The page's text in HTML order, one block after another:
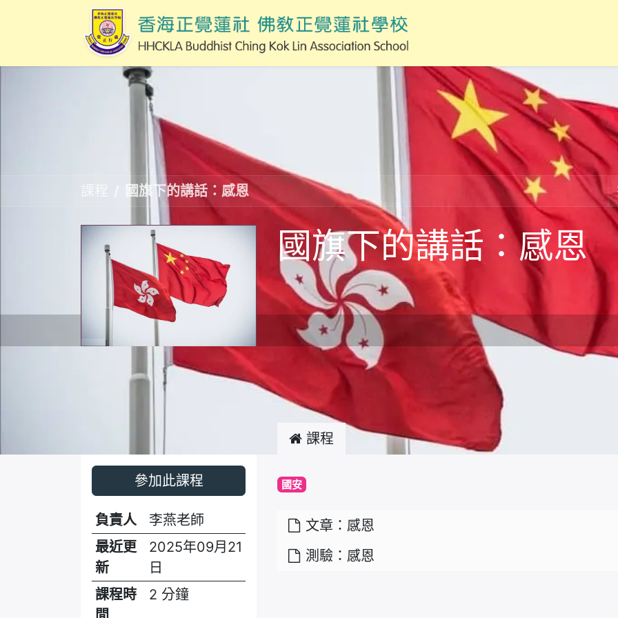
課程 國旗下的講話：感恩
國旗下的講話：感恩
參加此課程
負責人
李燕老師
最近更
新
2025年09月21
日
課程時
2 分鐘
課程
國安
文章：感恩
測驗：感恩